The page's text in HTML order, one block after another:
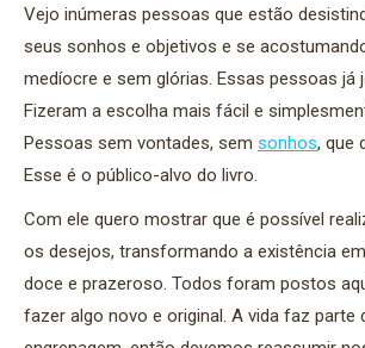
Vejo inúmeras pessoas que estão
seus sonhos e objetivos e se
medíocre e sem glórias. Essas pessoas já
Fizeram a escolha mais fácil e
Pessoas sem vontades, sem sonhos, que
Esse é o público-alvo do livro.
Com ele quero mostrar que é possível
os desejos, transformando a existência
doce e prazeroso. Todos foram postos
fazer algo novo e original. A vida faz parte